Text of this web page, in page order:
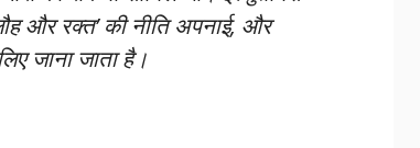
और रक्त’ की नीति अपनाई, और
जाना जाता है।